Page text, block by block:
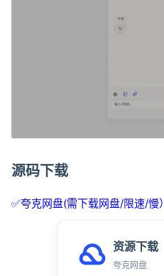
源码下载
✅夸克网盘(需下载网盘/限速/慢）
资源下载
夸克网盘